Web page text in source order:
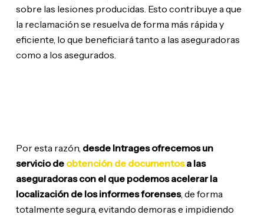
sobre las lesiones producidas. Esto contribuye a que
la reclamación se resuelva de forma más rápida y
eficiente, lo que beneficiará tanto a las aseguradoras
como a los asegurados.
Por esta razón, desde Intrages ofrecemos un
servicio de obtención de documentosa las
aseguradoras con el que podemos acelerar la
localización de los informes forenses, de forma
totalmente segura, evitando demoras e impidiendo